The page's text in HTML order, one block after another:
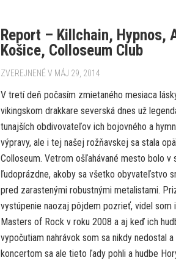
Report – Killchain, Hypnos,
Košice, Colloseum Club
ZVEREJNENÉ V MÁJ 29, 2014
V tretí deň počasím zmietaného mesiaca
vikingskom drakkare severská dnes už
tunajších obdivovateľov ich bojovného a
výpravy, ale i tej našej rožňavskej sa stala
Colloseum. Vetrom ošľahávané mesto bolo
ľudoprázdne, akoby sa všetko obyvateľstvo
pred zarastenými robustnými metalistami.
vystúpenie naozaj pôjdem pozrieť, videl
Masters of Rock v roku 2008 a aj keď ich
vypočutiam nahrávok som sa nikdy nedostal
koncertom sa ale tieto ľady pohli a hudbe